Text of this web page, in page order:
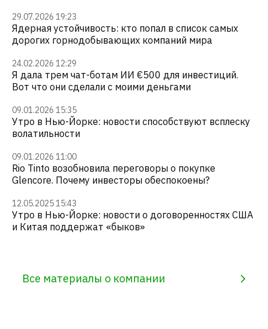
29.07.2026 19:23
Ядерная устойчивость: кто попал в список самых
дорогих горнодобывающих компаний мира
24.02.2026 12:29
Я дала трем чат-ботам ИИ €500 для инвестиций.
Вот что они сделали с моими деньгами
09.01.2026 15:35
Утро в Нью-Йорке: новости способствуют всплеску
волатильности
09.01.2026 11:00
Rio Tinto возобновила переговоры о покупке
Glencore. Почему инвесторы обеспокоены?
12.05.2025 15:43
Утро в Нью-Йорке: новости о договоренностях США
и Китая поддержат «быков»
Все материалы о компании